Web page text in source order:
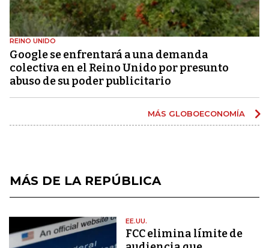
REINO UNIDO
Google se enfrentará a una demanda
colectiva en el Reino Unido por presunto
abuso de su poder publicitario
MÁS GLOBOECONOMÍA
MÁS DE LA REPÚBLICA
EE.UU.
FCC elimina límite de